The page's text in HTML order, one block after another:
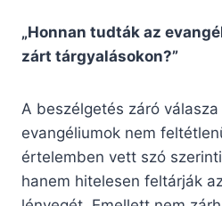
„Honnan tudták az
zárt tárgyalásokon?”
A beszélgetés záró
evangéliumok nem
értelemben vett szó
hanem hitelesen feltárják